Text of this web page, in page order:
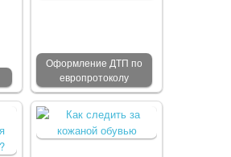
Оформление ДТП по
европротоколу